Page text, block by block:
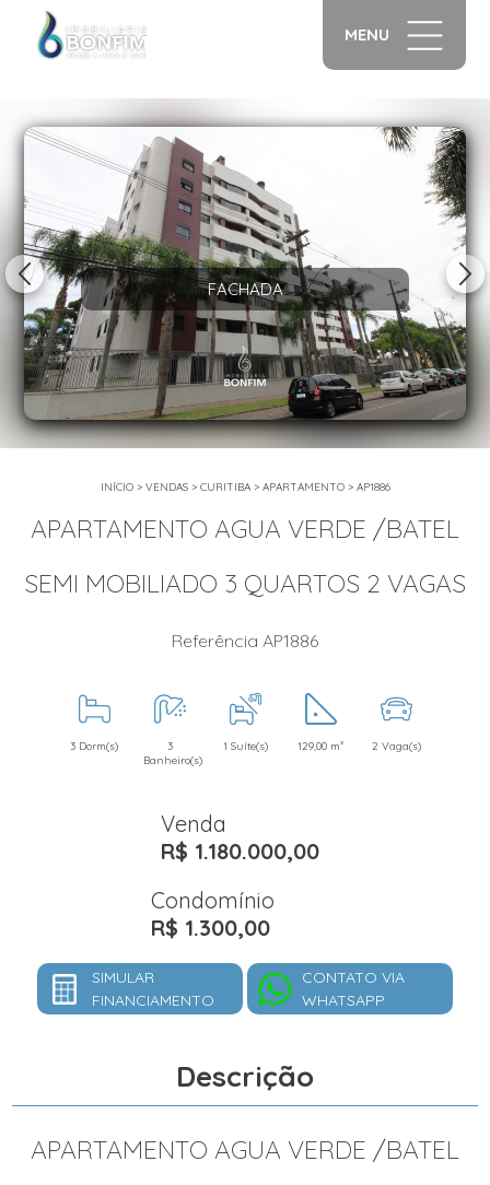
MENU
FACHADA
INÍCIO> VENDAS> CURITIBA> APARTAMENTO> AP1886
APARTAMENTO AGUA VERDE /BATEL
SEMI MOBILIADO 3 QUARTOS 2 VAGAS
Referência AP1886
3 Dorm(s)
3
Banheiro(s)
1 Suíte(s) 129,00 m² 2 Vaga(s)
Venda
R$ 1.180.000,00
Condomínio
R$ 1.300,00
SIMULAR
FINANCIAMENTO
CONTATO VIA
WHATSAPP
Descrição
APARTAMENTO AGUA VERDE /BATEL